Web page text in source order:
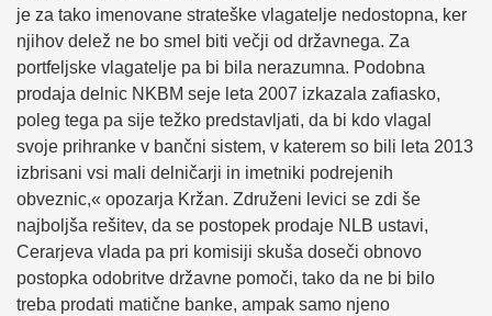
je za tako imenovane strateške vlagatelje nedostopna, ker
njihov delež ne bo smel biti večji od državnega. Za
portfeljske vlagatelje pa bi bila nerazumna. Podobna
prodaja delnic NKBM seje leta 2007 izkazala zafiasko,
poleg tega pa sije težko predstavljati, da bi kdo vlagal
svoje prihranke v bančni sistem, v katerem so bili leta 2013
izbrisani vsi mali delničarji in imetniki podrejenih
obveznic,« opozarja Kržan. Združeni levici se zdi še
najboljša rešitev, da se postopek prodaje NLB ustavi,
Cerarjeva vlada pa pri komisiji skuša doseči obnovo
postopka odobritve državne pomoči, tako da ne bi bilo
treba prodati matične banke, ampak samo njeno